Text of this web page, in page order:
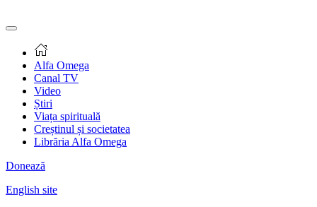
Alfa Omega
Canal TV
Video
Știri
Viața spirituală
Creștinul și societatea
Librăria Alfa Omega
Donează
English site